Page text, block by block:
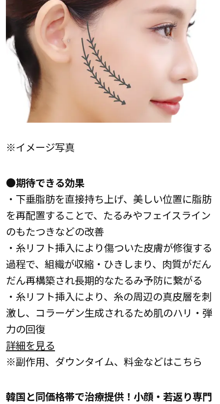
※イメージ写真
●期待できる効果
・下垂脂肪を直接持ち上げ、美しい位置に脂肪
を再配置することで、たるみやフェイスライン
のもたつきなどの改善
・糸リフト挿入により傷ついた皮膚が修復する
過程で、組織が収縮・ひきしまり、肉質がだん
だん再構築され長期的なたるみ予防に繋がる
・糸リフト挿入により、糸の周辺の真皮層を刺
激し、コラーゲン生成されるため肌のハリ・弾
力の回復
詳細を見る
※副作用、ダウンタイム、料金などはこちら
韓国と同価格帯で治療提供！小顔・若返り専門